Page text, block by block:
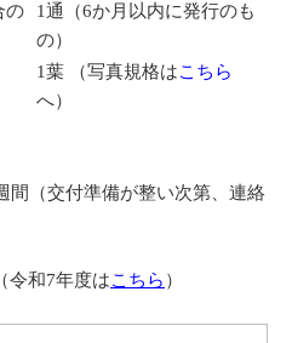
の
1通（6か月以内に発行のも
の）
1葉 （写真規格はこちら
へ）
間（交付準備が整い次第、連絡
和7年度はこちら ）